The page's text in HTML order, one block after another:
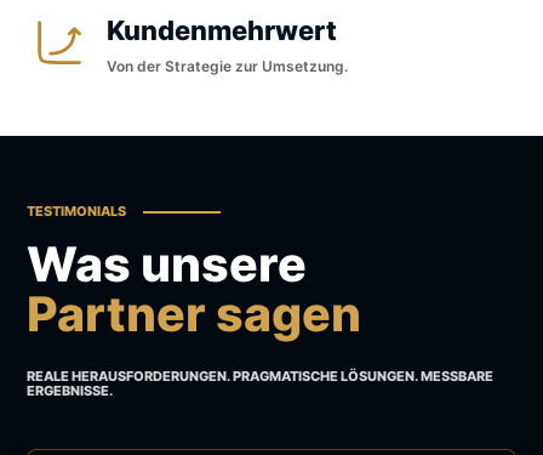
Kundenmehrwert
Von der Strategie zur Umsetzung.
TESTIMONIALS
Was unsere
Partner sagen
REALE HERAUSFORDERUNGEN. PRAGMATISCHE LÖSUNGEN. MESSBARE
ERGEBNISSE.